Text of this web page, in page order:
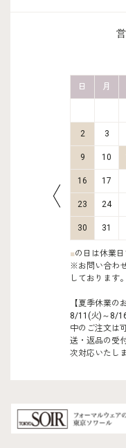
日 月
2 3
9 10
16 17
23 24
30 31
■の日は休業日
※お問い合わ
しております。
【夏季休業の
8/11(火)～8/
中のご注文は
送・返品の受
次対応いたし